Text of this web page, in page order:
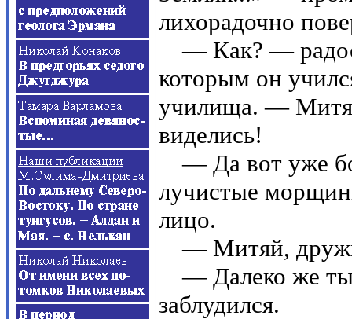
лихорадочно
— Как? —
которым он
училища. —
виделись!
— Да вот уже
лучистые
лицо.
— Митяй,
— Далеко же
заблудился.